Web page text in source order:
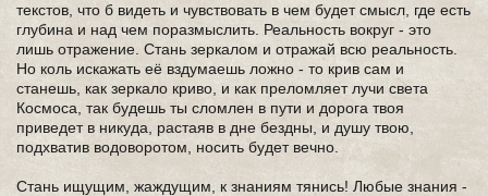
текстов, что б видеть и чувствовать в чем будет смысл, где есть
глубина и над чем поразмыслить. Реальность вокруг - это
лишь отражение. Стань зеркалом и отражай всю реальность.
Но коль искажать её вздумаешь ложно - то крив сам и
станешь, как зеркало криво, и как преломляет лучи света
Космоса, так будешь ты сломлен в пути и дорога твоя
приведет в никуда, растаяв в дне бездны, и душу твою,
подхватив водоворотом, носить будет вечно.
Стань ищущим, жаждущим, к знаниям тянись! Любые знания -